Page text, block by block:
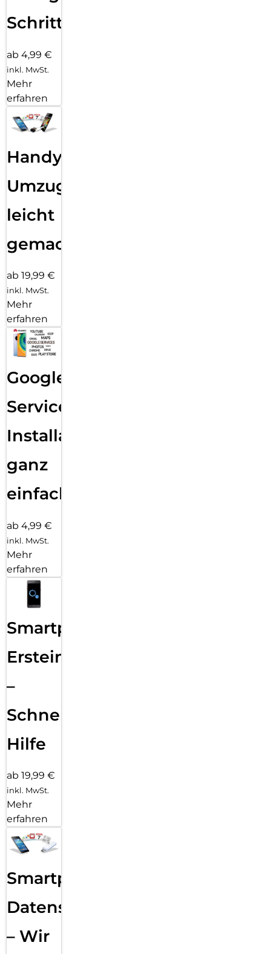
Schritten
ab 4,99 €
inkl. MwSt.
Mehr
erfahren
Handy
Umzug
leicht
gemacht!
ab 19,99 €
inkl. MwSt.
Mehr
erfahren
Google
Services
Installation
ganz
einfach
ab 4,99 €
inkl. MwSt.
Mehr
erfahren
Smartphone
Ersteinrichtung
–
Schnelle
Hilfe
ab 19,99 €
inkl. MwSt.
Mehr
erfahren
Smartphone
Datensicherung
– Wir